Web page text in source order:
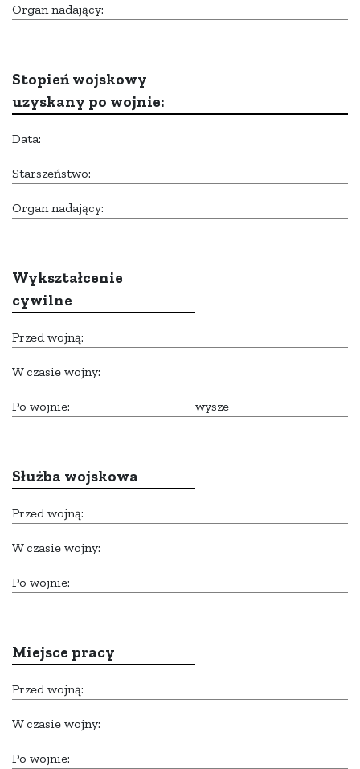
Organ nadający:
Stopień wojskowy
uzyskany po wojnie:
Data:
Starszeństwo:
Organ nadający:
Wykształcenie
cywilne
Przed wojną:
W czasie wojny:
Po wojnie: wysze
Służba wojskowa
Przed wojną:
W czasie wojny:
Po wojnie:
Miejsce pracy
Przed wojną:
W czasie wojny:
Po wojnie: